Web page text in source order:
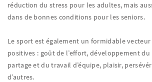
réduction du stress pour les adultes, mais
dans de bonnes conditions pour les seniors.
Le sport est également un formidable
positives : goût de l’effort, développement du
partage et du travail d’équipe, plaisir,
d’autres.